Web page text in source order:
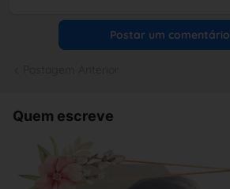
Postar um comentário
Quem escreve